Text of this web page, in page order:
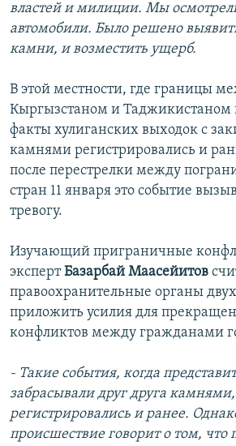
властей и милиции. Мы
автомобили. Было решено
камни, и возместить ущерб.
В этой местности, где границы
Кыргызстаном и Таджикистаном
факты хулиганских выходок с
камнями регистрировались и
после перестрелки между
стран 11 января это событие
тревогу.
Изучающий приграничные
экспертБазарбай Маасейитов
правоохранительные органы
приложить усилия для
конфликтов между гражданами
- Такие события, когда
забрасывали друг друга
регистрировались и ранее.
происшествие говорит о том, что